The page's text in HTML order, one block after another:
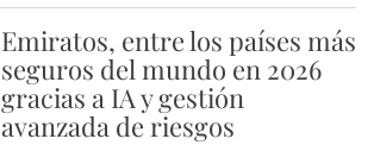
Emiratos, entre los países más
seguros del mundo en 2026
gracias a IA y gestión
avanzada de riesgos